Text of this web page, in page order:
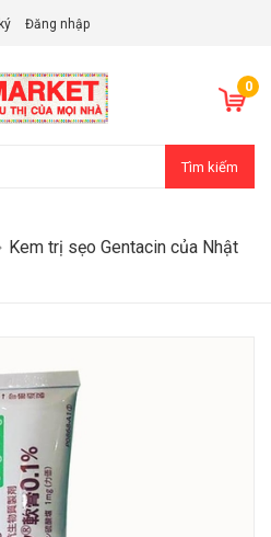
Đăng nhập
0
Tìm kiếm
Kem trị sẹo Gentacin của Nhật